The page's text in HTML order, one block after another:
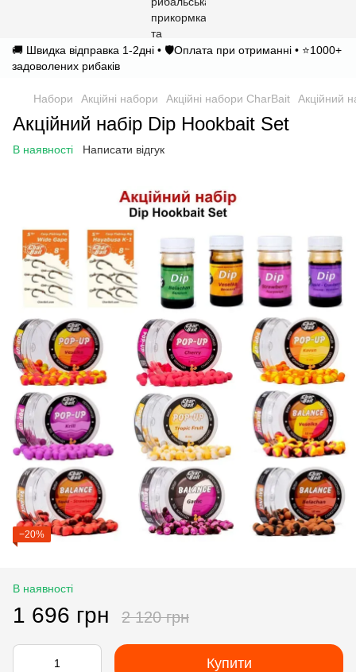
🚚 Швидка відправка 1-2дні • 🛡️Оплата при отриманні • ⭐1000+
задоволених рибаків
Набори Акційні набори Акційні набори CharBait Акційний
Акційний набір Dip Hookbait Set
В наявності Написати відгук
−20%
В наявності
1 696 грн 2 120 грн
Купити